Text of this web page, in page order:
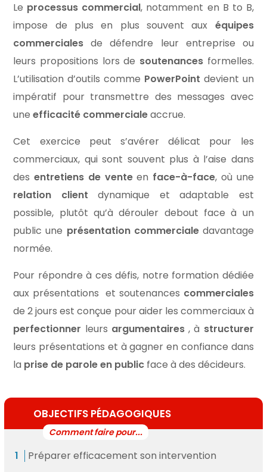
Le processus commercial, notamment en B to B,
impose de plus en plus souvent aux équipes
commerciales de défendre leur entreprise ou
leurs propositions lors de soutenancesformelles.
L’utilisation d’outils comme PowerPoint devient un
impératif pour transmettre des messages avec
uneefficacité commercialeaccrue.
Cet exercice peut s’avérer délicat pour les
commerciaux, qui sont souvent plus à l’aise dans
desentretiens de venteen face-à-face, où une
relation client dynamique et adaptable est
possible, plutôt qu’à dérouler debout face à un
public une présentation commercialedavantage
normée.
Pour répondre à ces défis, notre formation dédiée
aux présentations et soutenances commerciales
de 2 jours est conçue pour aider les commerciaux à
perfectionner leurs argumentaires, à structurer
leurs présentations et à gagner en confiance dans
la prise de parole en public face à des décideurs.
OBJECTIFS PÉDAGOGIQUES
Préparer efficacement son intervention